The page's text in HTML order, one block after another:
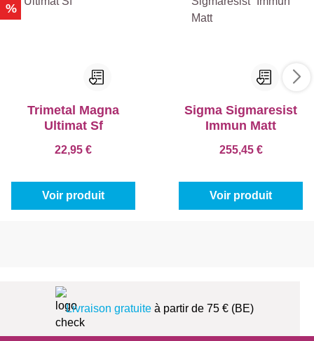
%
Trimetal Magna
Ultimat Sf
22,95 €
Voir produit
Sigma Sigmaresist
Immun Matt
255,45 €
Voir produit
Livraison gratuiteà partir de 75 € (BE)